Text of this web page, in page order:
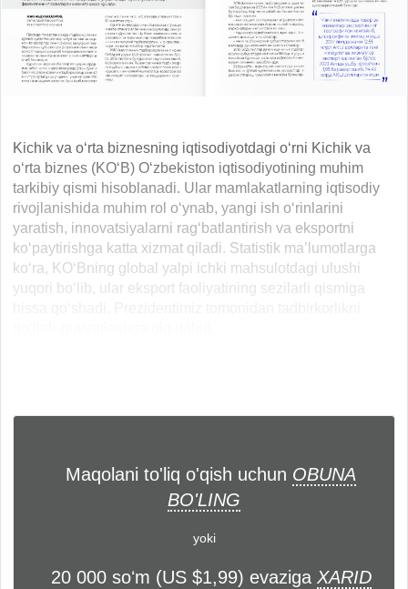
Kichik va o‘rta biznesning iqtisodiyotdagi o‘rni Kichik va
o‘rta biznes (KO‘B) O‘zbekiston iqtisodiyotining muhim
tarkibiy qismi hisoblanadi. Ular mamlakatlarning iqtisodiy
rivojlanishida muhim rol o‘ynab, yangi ish o‘rinlarini
yaratish, innovatsiyalarni rag‘batlantirish va eksportni
ko‘paytirishga katta xizmat qiladi. Statistik ma’lumotlarga
ko‘ra, KO‘Bning global yalpi ichki mahsulotdagi ulushi
yuqori bo‘lib, ular eksport faoliyatining sezilarli qismiga
Maqolani to'liq o'qish uchun OBUNA
BO'LING
yoki
20 000 soʻm (US $1,99) evaziga XARID